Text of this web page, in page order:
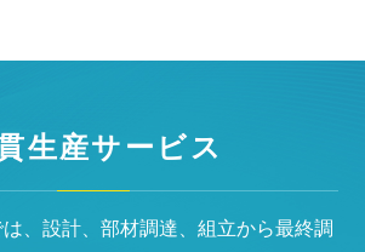
生産サービス
、設計、部材調達、組立から最終調